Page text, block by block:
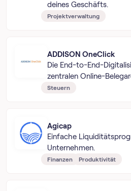
deines Geschäfts.
Projektverwaltung
ADDISON OneClick
Die End-to-End-
zentralen Online-
Steuern
Agicap
Einfache
Unternehmen.
Finanzen Produktivität